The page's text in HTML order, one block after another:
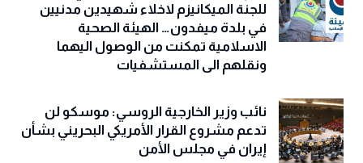
للجنة الميكانيزم لاخلاء شهيدين مدنيين
في بلدة ميفدون… الهيئة الصحية
الاسلامية تمكنت من الوصول اليهما
ونقلهم الى المستشفيات
نائب وزير الخارجية الروسي: موسكو لن
تدعم مشروع القرار الأمريكي البحريني بشأن
إيران في مجلس الأمن